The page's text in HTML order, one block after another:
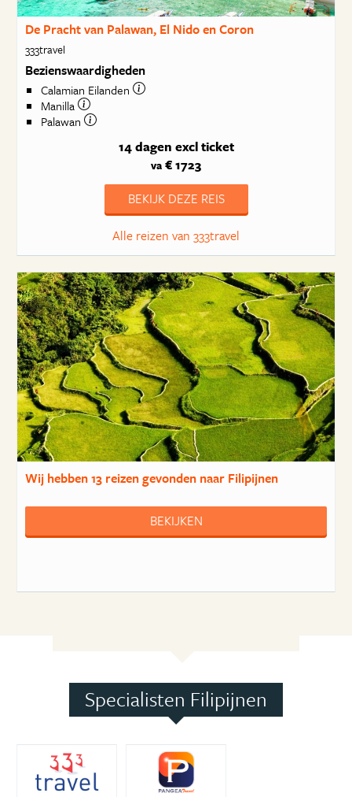
De Pracht van Palawan, El Nido en Coron
333travel
Bezienswaardigheden
Calamian Eilanden
Manilla
Palawan
14 dagen excl ticket
va € 1723
BEKIJK DEZE REIS
Alle reizen van 333travel
Wij hebben13 reizengevonden naar Filipijnen
BEKIJKEN
Specialisten Filipijnen